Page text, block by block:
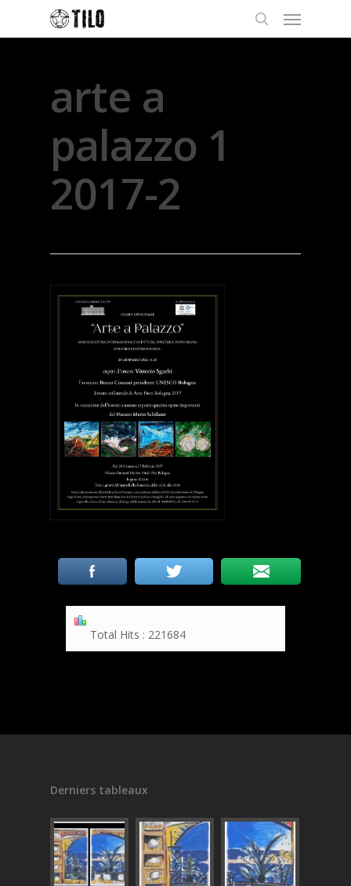
arte a
palazzo 1
2017-2
Total Hits : 221684
Derniers tableaux